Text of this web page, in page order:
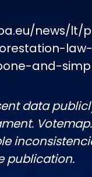
news/lt/
and-
data
publication.